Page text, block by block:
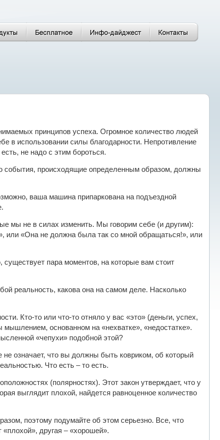
принципов успеха. Огромное количество людей
в использовании силы благодарности. Непротивление
не надо с этим бороться.
события, происходящие определенным образом, должны
ваша машина припаркована на подъездной
мы не в силах изменить. Мы говорим себе (и другим):
«Она не должна была так со мной обращаться!», или
пара моментов, на которые вам стоит
реальность, какова она на самом деле. Насколько
Кто-то или что-то отняло у вас «это» (деньги, успех,
основанном на «нехватке», «недостатке».
«чепухи» подобной этой?
означает, что вы должны быть ковриком, об который
Что есть – то есть.
(полярностях). Этот закон утверждает, что у
выглядит плохой, найдется равноценное количество
поэтому подумайте об этом серьезно. Все, что
«плохой», другая – «хорошей».